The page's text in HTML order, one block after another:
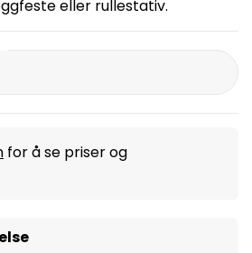
eller rullestativ.
for å se priser og